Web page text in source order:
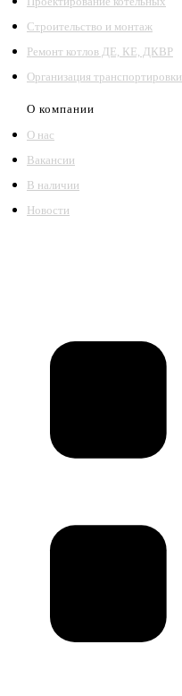
Строительство и монтаж
Ремонт котлов ДЕ, КЕ, ДКВР
Организация транспортировки
О компании
О нас
Вакансии
В наличии
Новости